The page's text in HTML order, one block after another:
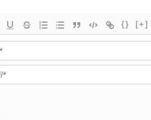
{} [+]